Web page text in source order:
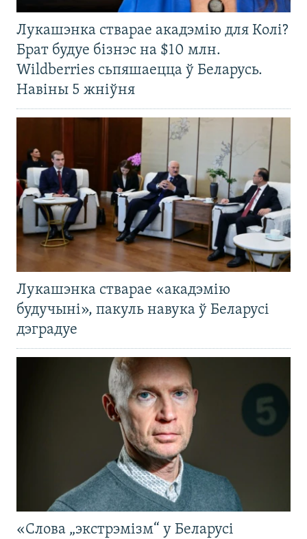
Лукашэнка стварае акадэмію для Колі?
Брат будуе бізнэс на $10 млн.
Wildberries сьпяшаецца ў Беларусь.
Навіны 5 жніўня
Лукашэнка стварае «акадэмію
будучыні», пакуль навука ў Беларусі
дэградуе
«Слова „экстрэмізм“ у Беларусі